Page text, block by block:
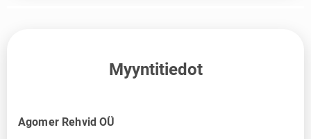
Myyntitiedot
Agomer Rehvid OÜ